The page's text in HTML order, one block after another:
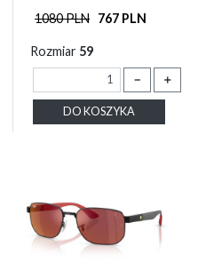
1080 PLN 767 PLN
Rozmiar 59
－ ＋
DO KOSZYKA